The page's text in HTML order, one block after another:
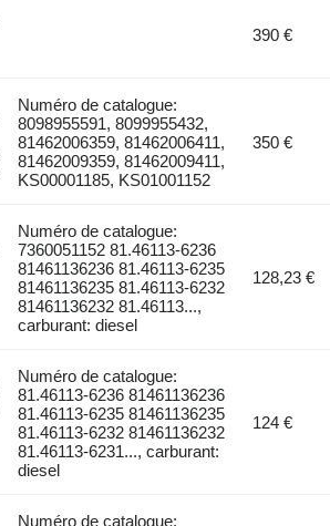
390 €
Numéro de catalogue:
8098955591, 8099955432,
81462006359, 81462006411,
81462009359, 81462009411,
KS00001185, KS01001152
350 €
Numéro de catalogue:
7360051152 81.46113-6236
81461136236 81.46113-6235
81461136235 81.46113-6232
81461136232 81.46113...,
carburant: diesel
128,23 €
Numéro de catalogue:
81.46113-6236 81461136236
81.46113-6235 81461136235
81.46113-6232 81461136232
81.46113-6231..., carburant:
diesel
124 €
Numéro de catalogue: